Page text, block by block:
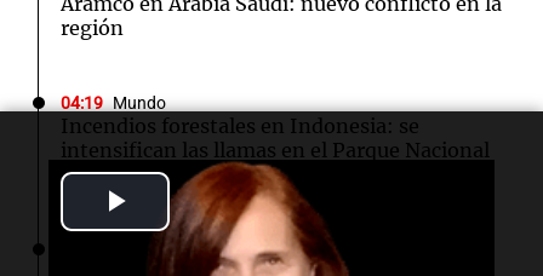
Play
Video
región
04:19 Mundo
Incendios forestales en Indonesia: se
intensifican las llamas en el Parque Nacional
Bromo Tengger Semeru
Mundo